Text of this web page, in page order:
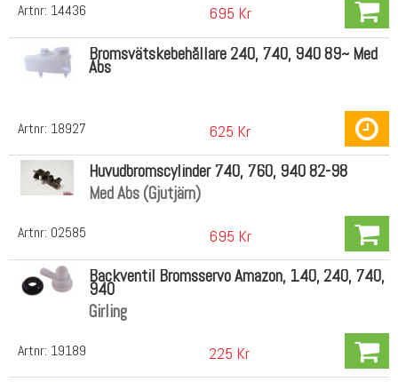
Artnr: 14436 695 Kr
Artnr: 18927
Bromsvätskebehållare 240, 740, 940 89~ Med
Abs
625 Kr
Artnr: 02585
Huvudbromscylinder 740, 760, 940 82-98
Med Abs (Gjutjärn)
695 Kr
Artnr: 19189
Backventil Bromsservo Amazon, 140, 240, 740,
940
Girling
225 Kr